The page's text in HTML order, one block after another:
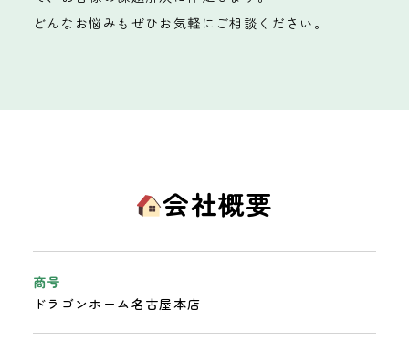
どんなお悩みもぜひお気軽にご相談ください。
会社概要
商号
ドラゴンホーム名古屋本店